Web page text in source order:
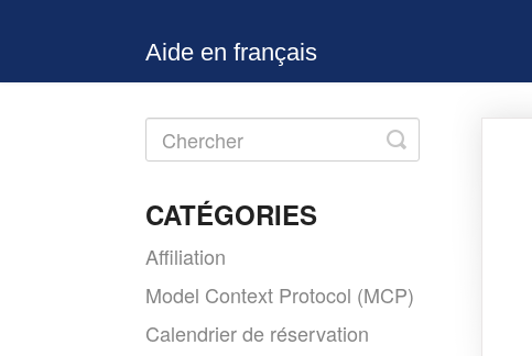
Aide en français
Toggle
Search
CATÉGORIES
Affiliation
Model Context Protocol (MCP)
Calendrier de réservation